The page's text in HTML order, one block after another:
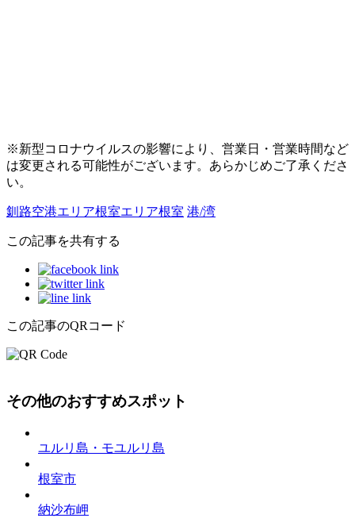
※新型コロナウイルスの影響により、営業日・営業時間など
は変更される可能性がございます。あらかじめご了承くださ
い。
釧路空港エリア根室エリア根室 港/湾
この記事を共有する
この記事のQRコード
その他のおすすめスポット
ユルリ島・モユルリ島
根室市
納沙布岬